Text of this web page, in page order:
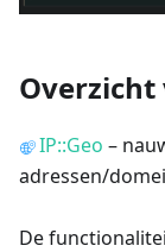
Overzicht
IP::Geo –
adressen/
De